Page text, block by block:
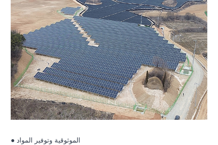
● الموثوقية وتوفير المواد